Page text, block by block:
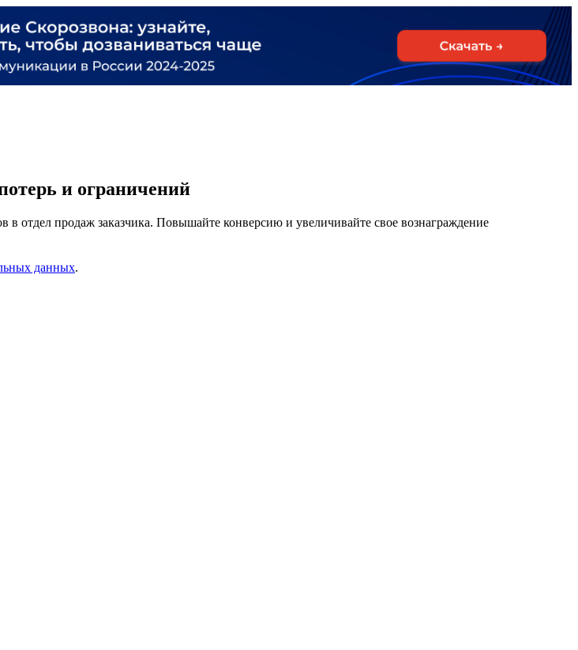
и ограничений
в отдел продаж заказчика. Повышайте конверсию и увеличивайте свое вознаграждение
данных.